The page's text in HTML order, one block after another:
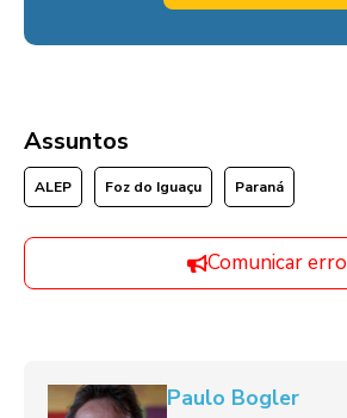
Assuntos
ALEP Foz do Iguaçu Paraná
Comunicar erro
Paulo Bogler